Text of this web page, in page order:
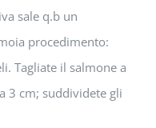
sale q.b un
procedimento:
Tagliate il salmone a
3 cm; suddividete gli